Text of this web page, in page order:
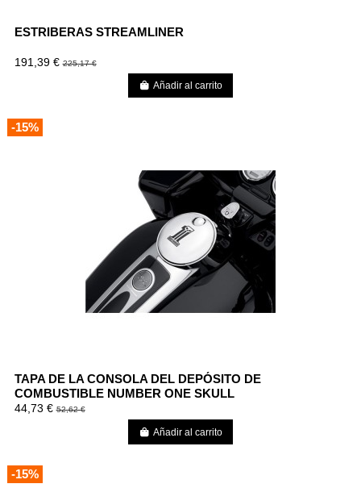
ESTRIBERAS STREAMLINER
191,39 €225,17 €
Añadir al carrito
-15%
TAPA DE LA CONSOLA DEL DEPÓSITO DE
COMBUSTIBLE NUMBER ONE SKULL
44,73 €52,62 €
Añadir al carrito
-15%